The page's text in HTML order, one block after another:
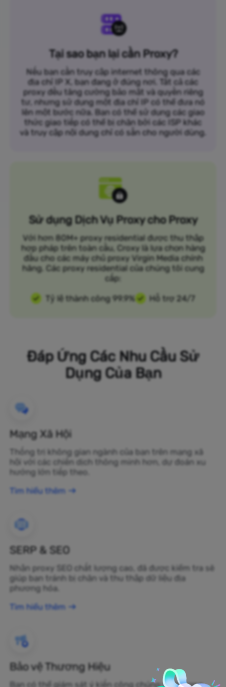
Tại sao bạn lại cần Proxy?
Nếu bạn cần truy cập internet thông qua các
địa chỉ IP X, bạn đang ở đúng nơi. Tất cả các
proxy đều tăng cường bảo mật và quyền riêng
tư, nhưng sử dụng một địa chỉ IP có thể đưa nó
lên một bước nữa. Bạn có thể sử dụng các giao
thức giao tiếp có thể bị chặn bởi các ISP khác
và truy cập nội dung chỉ có sẵn cho người dùng.
Sử dụng Dịch Vụ Proxy cho Proxy
Với hơn 80M+ proxy residential được thu thập
hợp pháp trên toàn cầu, Croxy là lựa chọn hàng
đầu cho các máy chủ proxy Virgin Media chính
hãng. Các proxy residential của chúng tôi cung
cấp:
Tỷ lệ thành công 99.9%
Hỗ trợ 24/7
Đáp Ứng Các Nhu Cầu Sử
Dụng Của Bạn
Mạng Xã Hội
Thống trị không gian ngành của bạn trên mạng xã
hội với các chiến dịch thông minh hơn, dự đoán xu
hướng lớn tiếp theo.
Tìm hiểu thêm
SERP & SEO
Nhận proxy SEO chất lượng cao, đã được kiểm tra sẽ
giúp bạn tránh bị chặn và thu thập dữ liệu địa
phương hóa.
Tìm hiểu thêm
Bảo vệ Thương Hiệu
Bạn có thể giám sát ý kiến công chúng về thương